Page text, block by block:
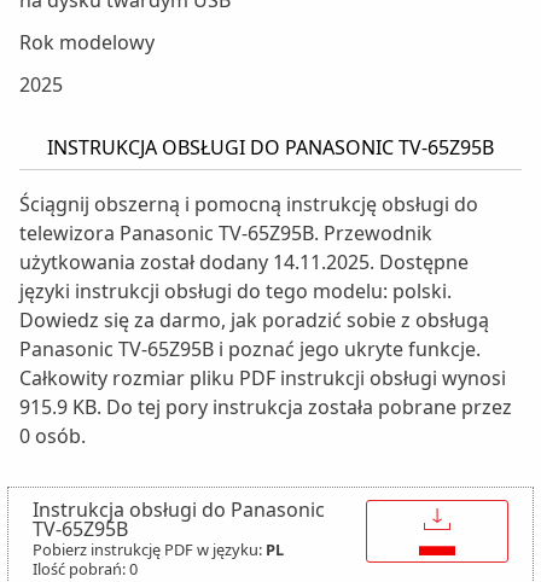
Rok modelowy
2025
INSTRUKCJA OBSŁUGI DO PANASONIC TV-65Z95B
Ściągnij obszerną i pomocną instrukcję obsługi do
telewizora Panasonic TV-65Z95B. Przewodnik
użytkowania został dodany 14.11.2025. Dostępne
języki instrukcji obsługi do tego modelu: polski.
Dowiedz się za darmo, jak poradzić sobie z obsługą
Panasonic TV-65Z95B i poznać jego ukryte funkcje.
Całkowity rozmiar pliku PDF instrukcji obsługi wynosi
915.9 KB. Do tej pory instrukcja została pobrane przez
0 osób.
Instrukcja obsługi do Panasonic
TV-65Z95B
Pobierz instrukcję PDF w języku: PL
Ilość pobrań: 0
↓